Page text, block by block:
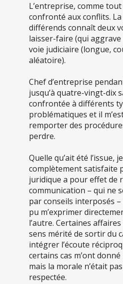
L’entreprise, comme
confronté aux conflits.
différends connaît deux
laisser-faire (qui
voie judiciaire (longue,
aléatoire).
Chef d’entreprise
jusqu’à quatre-vingt-dix
confrontée à différents
problématiques et il
remporter des
perdre.
Quelle qu’ait été l’issue,
complètement satisfaite
juridique a pour effet de
communication – qui ne
par conseils interposés –
pu m’exprimer
l’autre. Certaines
sens mérité de sortir du
intégrer l’écoute
certains cas m’ont
mais la morale n’était
respectée.